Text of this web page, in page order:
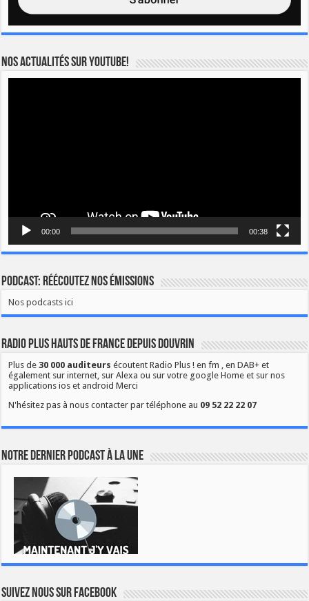
Nos actualités sur YOUTUBE!
00:00 00:38
Podcast: Réécoutez nos émissions
Nos podcasts ici
Radio Plus Hauts de France depuis Douvrin
Plus de30 000 auditeurs écoutent Radio Plus ! en fm , en DAB+ et
également sur internet, sur Alexa ou sur votre google Home et sur nos
applications ios et android Merci
N'hésitez pas à nous contacter par téléphone au 09 52 22 22 07
Notre dernier podcast à la une
Suivez nous sur Facebook